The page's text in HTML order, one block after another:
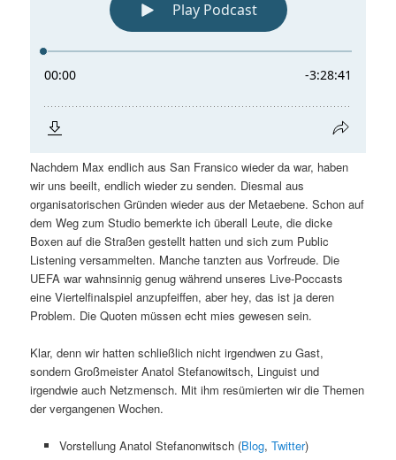
Nachdem Max endlich aus San Fransico wieder da war, haben
wir uns beeilt, endlich wieder zu senden. Diesmal aus
organisatorischen Gründen wieder aus der Metaebene. Schon auf
dem Weg zum Studio bemerkte ich überall Leute, die dicke
Boxen auf die Straßen gestellt hatten und sich zum Public
Listening versammelten. Manche tanzten aus Vorfreude. Die
UEFA war wahnsinnig genug während unseres Live-Poccasts
eine Viertelfinalspiel anzupfeiffen, aber hey, das ist ja deren
Problem. Die Quoten müssen echt mies gewesen sein.
Klar, denn wir hatten schließlich nicht irgendwen zu Gast,
sondern Großmeister Anatol Stefanowitsch, Linguist und
irgendwie auch Netzmensch. Mit ihm resümierten wir die Themen
der vergangenen Wochen.
Vorstellung Anatol Stefanonwitsch (Blog, Twitter)